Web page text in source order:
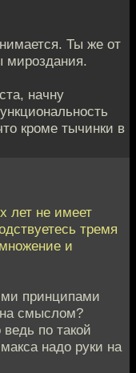
Ты же от
мироздания.
начну
кроме тычинки в
лет не имеет
тремя
и
принципами
смыслом?
по такой
надо руки на